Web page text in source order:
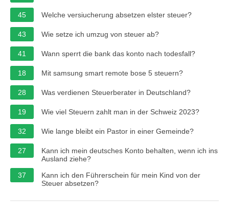
45 Welche versiucherung absetzen elster steuer?
43 Wie setze ich umzug von steuer ab?
41 Wann sperrt die bank das konto nach todesfall?
18 Mit samsung smart remote bose 5 steuern?
28 Was verdienen Steuerberater in Deutschland?
19 Wie viel Steuern zahlt man in der Schweiz 2023?
32 Wie lange bleibt ein Pastor in einer Gemeinde?
27
Kann ich mein deutsches Konto behalten, wenn ich ins
Ausland ziehe?
37
Kann ich den Führerschein für mein Kind von der
Steuer absetzen?